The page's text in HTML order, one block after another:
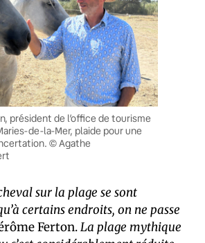
président de l’office de tourisme
de-la-Mer, plaide pour une
© Agathe
sur la plage se sont
certains endroits, on ne passe
Ferton.La plage mythique